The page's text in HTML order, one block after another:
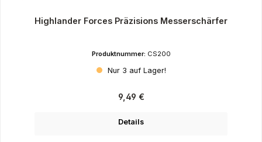
Highlander Forces Präzisions Messerschärfer
Produktnummer: CS200
Nur 3 auf Lager!
Regulärer Preis:
9,49 €
Details